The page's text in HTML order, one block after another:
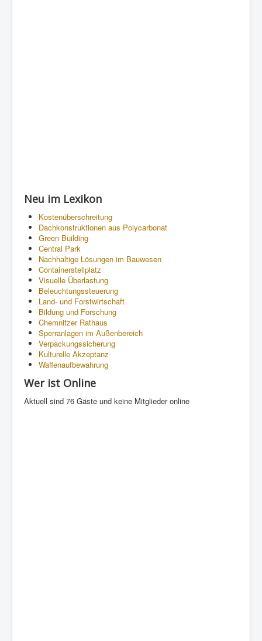
Neu im Lexikon
Kostenüberschreitung
Dachkonstruktionen aus Polycarbonat
Green Building
Central Park
Nachhaltige Lösungen im Bauwesen
Containerstellplatz
Visuelle Überlastung
Beleuchtungssteuerung
Land- und Forstwirtschaft
Bildung und Forschung
Chemnitzer Rathaus
Sperranlagen im Außenbereich
Verpackungssicherung
Kulturelle Akzeptanz
Waffenaufbewahrung
Wer ist Online
Aktuell sind 76 Gäste und keine Mitglieder online